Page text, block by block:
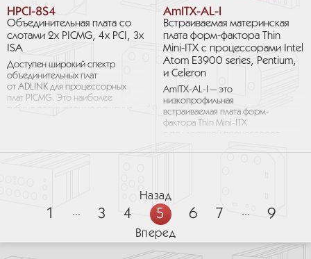
HPCI-8S4
Объединительная плата со
слотами 2х PICMG, 4х PCI, 3х
ISA
Доступен широкий спектр
объединительных плат
от ADLINK для процессорных
плат PICMG. Это наиболее
гибкие расширяемые решения
AmITX-AL-I
Встраиваемая материнская
плата форм-фактора Thin
Mini-ITX с процессорами Intel
Atom E3900 series, Pentium,
и Celeron
AmITX-AL-I — это
низкопрофильная
встраиваемая плата форм-
фактора Thin Mini-ITX
Назад
1 ... 3 4 5 6 7 ... 9
Вперед